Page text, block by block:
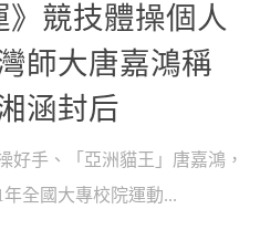
》競技體操個人
師大唐嘉鴻稱
涵封后
好手、「亞洲貓王」唐嘉鴻，
年全國大專校院運動...